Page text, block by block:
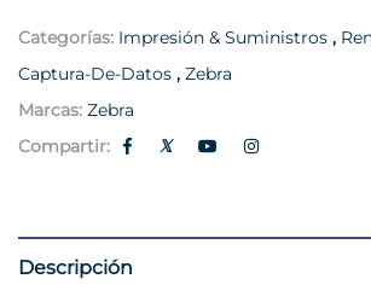
Categorías: Impresión & Suministros ,
Captura-De-Datos , Zebra
Marcas: Zebra
Compartir:
Descripción